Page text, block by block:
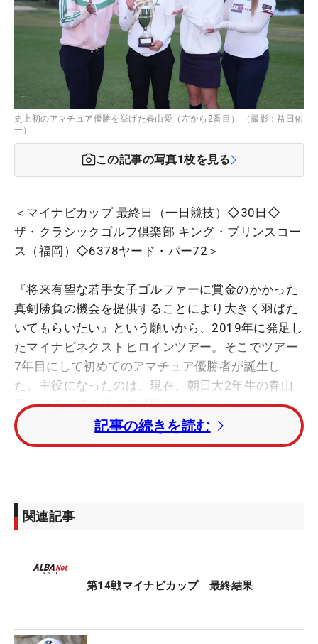
史上初のアマチュア優勝を挙げた春山愛（左から2番目） （撮影：益田佑
一）
この記事の写真1枚を見る
＜マイナビカップ 最終日（一日競技）◇30日◇
ザ・クラシックゴルフ倶楽部 キング・プリンスコー
ス（福岡）◇6378ヤード・パー72＞
『将来有望な若手女子ゴルファーに賞金のかかった
真剣勝負の機会を提供することにより大きく羽ばた
いてもらいたい』という願いから、2019年に発足し
たマイナビネクストヒロインツアー。そこでツアー
7年目にして初めてのアマチュア優勝者が誕生し
た。主役になったのは、現在、朝日大2年生の春山
愛。ツアー初出場で初優勝という快挙もついてき
た。
んだのは4人。そのプレーオフを勝ち抜き、つかみ
とった勝利とあって、価値は増す。相手は、今季1
瞳をはじめ、6月に欧州下部ツアーで優勝した藤川
玲奈、そして郡山とともに名門・東北福祉大で腕を
った。
記事の続きを読む
関連記事
第14戦マイナビカップ 最終結果